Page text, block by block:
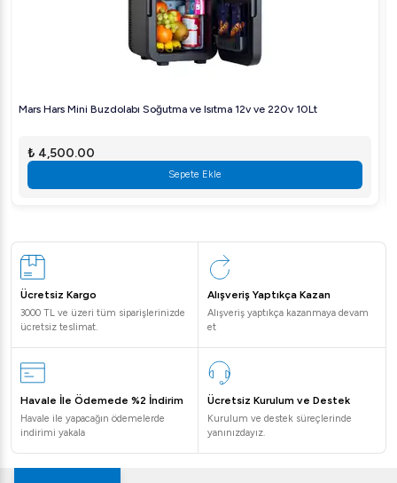
Mars Hars Mini Buzdolabı Soğutma ve Isıtma 12v ve 220v 10Lt
₺ 4,500.00
Sepete Ekle
Ücretsiz Kargo
3000 TL ve üzeri tüm siparişlerinizde
ücretsiz teslimat.
Alışveriş Yaptıkça Kazan
Alışveriş yaptıkça kazanmaya devam
et
Havale İle Ödemede %2 İndirim
Havale ile yapacağın ödemelerde
indirimi yakala
Ücretsiz Kurulum ve Destek
Kurulum ve destek süreçlerinde
yanınızdayız.